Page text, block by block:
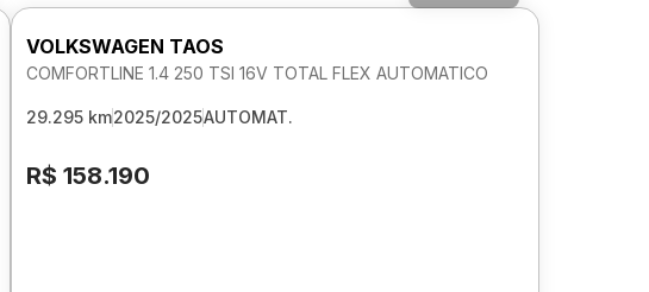
VOLKSWAGEN TAOS
COMFORTLINE 1.4 250 TSI 16V TOTAL FLEX AUTOMATICO
29.295 km2025/2025AUTOMAT.
R$ 158.190